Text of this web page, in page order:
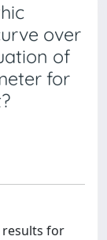
over
of
for
results for